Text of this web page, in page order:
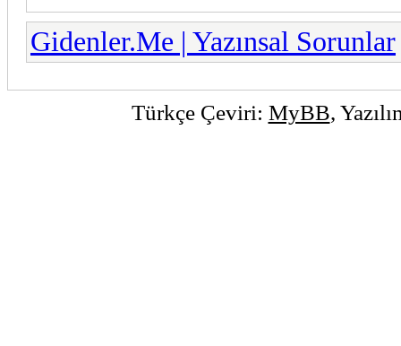
Gidenler.Me | Yazınsal Sorunlar
Türkçe Çeviri: MyBB,